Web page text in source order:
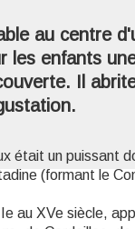
au centre
les enfants
Il
était un puissant
(formant le
au XVe siècle,